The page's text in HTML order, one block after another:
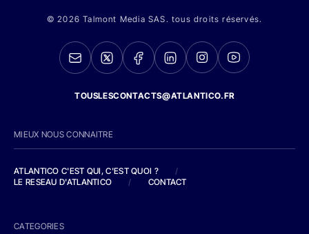
© 2026 Talmont Media SAS. tous droits réservés.
TOUSLESCONTACTS@ATLANTICO.FR
MIEUX NOUS CONNAITRE
ATLANTICO C'EST QUI, C'EST QUOI ?
/
LE RESEAU D'ATLANTICO
/ CONTACT
CATEGORIES